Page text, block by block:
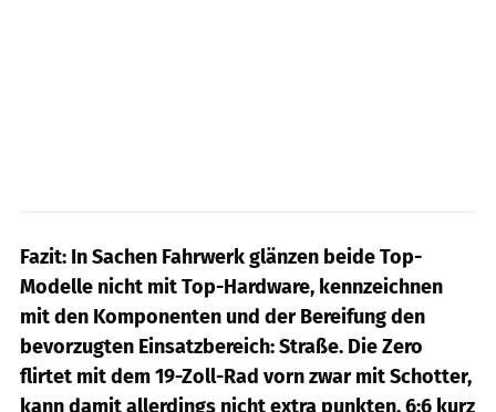
Fazit: In Sachen Fahrwerk glänzen beide Top-
Modelle nicht mit Top-Hardware, kennzeichnen
mit den Komponenten und der Bereifung den
bevorzugten Einsatzbereich: Straße. Die Zero
flirtet mit dem 19-Zoll-Rad vorn zwar mit Schotter,
kann damit allerdings nicht extra punkten. 6:6 kurz